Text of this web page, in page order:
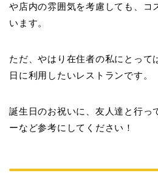
や店内の雰囲気を考慮しても、コ
います。
ただ、やはり在住者の私にとって
日に利用したいレストランです。
誕生日のお祝いに、友人達と行っ
ーなど参考にしてください！